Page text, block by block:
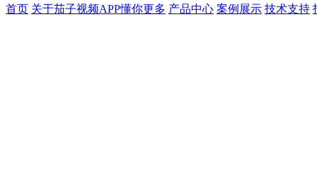
首页 关于茄子视频APP懂你更多 产品中心 案例展示 技术支持